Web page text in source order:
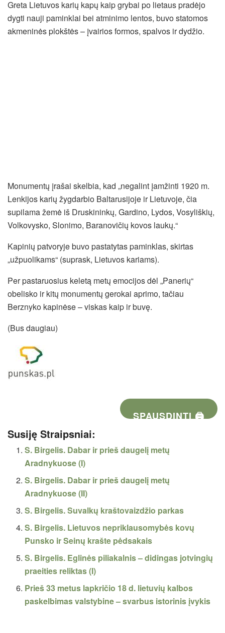
Greta Lietuvos karių kapų kaip grybai po lietaus pradėjo
dygti nauji paminklai bei atminimo lentos, buvo statomos
akmeninės plokštės – įvairios formos, spalvos ir dydžio.
Monumentų įrašai skelbia, kad „negalint įamžinti 1920 m.
Lenkijos karių žygdarbio Baltarusijoje ir Lietuvoje, čia
supilama žemė iš Druskininkų, Gardino, Lydos, Vosyliškių,
Volkovysko, Slonimo, Baranovičių kovos laukų.“
Kapinių patvoryje buvo pastatytas paminklas, skirtas
„užpuolikams“ (suprask, Lietuvos kariams).
Per pastaruosius keletą metų emocijos dėl „Panerių“
obelisko ir kitų monumentų gerokai aprimo, tačiau
Berznyko kapinėse – viskas kaip ir buvę.
(Bus daugiau)
SPAUSDINTI 🖨
Susiję Straipsniai:
S. Birgelis. Dabar ir prieš daugelį metų
Aradnykuose (I)
S. Birgelis. Dabar ir prieš daugelį metų
Aradnykuose (II)
S. Birgelis. Suvalkų kraštovaizdžio parkas
S. Birgelis. Lietuvos nepriklausomybės kovų
Punsko ir Seinų krašte pėdsakais
S. Birgelis. Eglinės piliakalnis – didingas jotvingių
praeities reliktas (I)
Prieš 33 metus lapkričio 18 d. lietuvių kalbos
paskelbimas valstybine – svarbus istorinis įvykis